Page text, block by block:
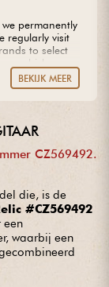
permanently
regularly visit
to select
which we
peace of
BEKIJK MEER
CZ569492.
die, is de
#CZ569492
een
waarbij een